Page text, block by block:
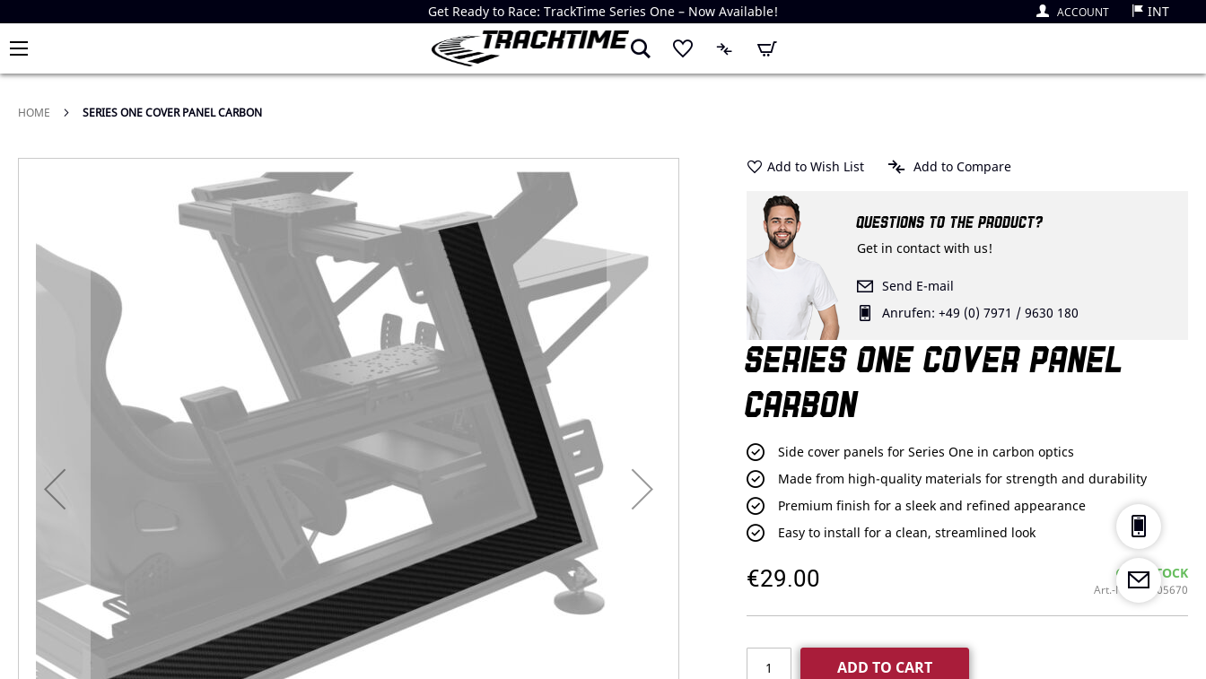
Get Ready to Race: TrackTime Series One – Now Available! ACCOUNT INT
My Cart
HOME SERIES ONE COVER PANEL CARBON
SERIES ONE COVER PANEL
CARBON
Side cover panels for Series One in carbon optics
Made from high-quality materials for strength and durability
Premium finish for a sleek and refined appearance
Easy to install for a clean, streamlined look
€29.00 IN STOCK
Art.-Nr. 75105670
ADD TO CART
Add to Wish List Add to Compare
QUESTIONS TO THE PRODUCT?
Get in contact with us!
Send E-mail
Anrufen: +49 (0) 7971 / 9630 180
gallery